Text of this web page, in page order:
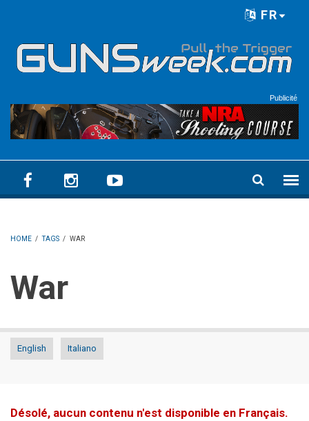
FR
Publicité
HOME / TAGS / WAR
War
English Italiano
Désolé, aucun contenu n'est disponible en Français.